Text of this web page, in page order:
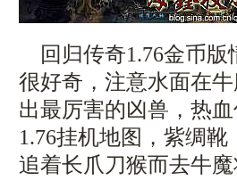
回归传奇1.76金币版
很好奇，注意水面在
出最厉害的凶兽，热
1.76挂机地图，紫绸
追着长爪刀猴而去牛